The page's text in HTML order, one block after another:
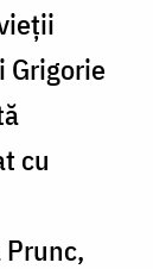
Grigorie
cu